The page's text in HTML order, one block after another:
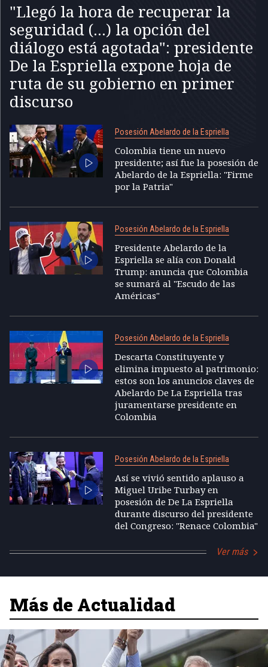
"Llegó la hora de recuperar la
seguridad (...) la opción del
diálogo está agotada": presidente
De la Espriella expone hoja de
ruta de su gobierno en primer
discurso
Posesión Abelardo de la Espriella
Colombia tiene un nuevo
presidente; así fue la posesión de
Abelardo de la Espriella: "Firme
por la Patria"
Posesión Abelardo de la Espriella
Presidente Abelardo de la
Espriella se alía con Donald
Trump: anuncia que Colombia
se sumará al "Escudo de las
Américas"
Posesión Abelardo de la Espriella
Descarta Constituyente y
elimina impuesto al patrimonio:
estos son los anuncios claves de
Abelardo De La Espriella tras
juramentarse presidente en
Colombia
Posesión Abelardo de la Espriella
Así se vivió sentido aplauso a
Miguel Uribe Turbay en
posesión de De La Espriella
durante discurso del presidente
del Congreso: "Renace Colombia"
Ver más
Más de Actualidad